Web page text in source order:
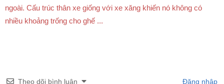
ngoài. Cấu trúc thân xe giống với xe xăng khiến nó không có
nhiều khoảng trống cho ghế ...
Theo dõi bình luận Đăng nhập